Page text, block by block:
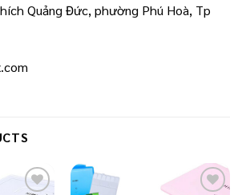
Quảng Đức, phường Phú Hoà, Tp